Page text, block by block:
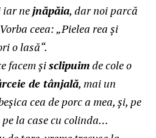
iar nejnăpăia, dar noi parcă
ceea: „Pielea rea şi
o lasă“.
facem şisclipuimde cole o
de tânjală, mai un
cea de porc a mea, şi, pe
la case cu colinda…